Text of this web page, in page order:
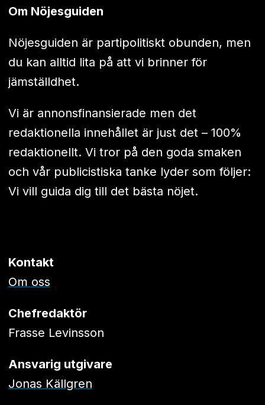
Om Nöjesguiden
Nöjesguiden är partipolitiskt obunden, men
du kan alltid lita på att vi brinner för
jämställdhet.
Vi är annonsfinansierade men det
redaktionella innehållet är just det – 100%
redaktionellt. Vi tror på den goda smaken
och vår publicistiska tanke lyder som följer:
Vi vill guida dig till det bästa nöjet.
Kontakt
Om oss
Chefredaktör
Frasse Levinsson
Ansvarig utgivare
Jonas Källgren